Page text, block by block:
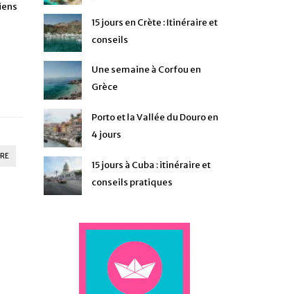
15 jours en Crète : Itinéraire et
conseils
Une semaine à Corfou en
Grèce
Porto et la Vallée du Douro en
4 jours
15 jours à Cuba : itinéraire et
conseils pratiques